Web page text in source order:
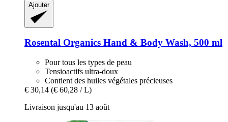
Ajouter
Rosental Organics Hand & Body Wash, 500 ml
Pour tous les types de peau
Tensioactifs ultra-doux
Contient des huiles végétales précieuses
€ 30,14 (€ 60,28 / L)
Livraison jusqu'au 13 août